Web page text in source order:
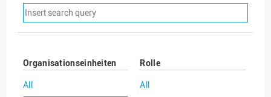
Remove
search
filter
Organisationseinheiten
All
Rolle
All